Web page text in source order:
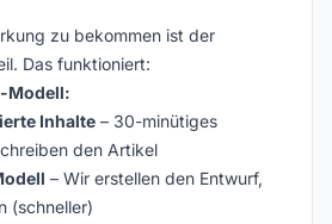
zu bekommen ist der
Das funktioniert:
Modell:
Inhalte – 30-minütiges
den Artikel
– Wir erstellen den Entwurf,
(schneller)